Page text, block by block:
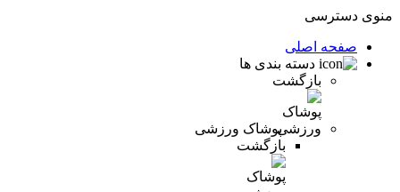
منوی دسترسی
صفحه اصلی
دسته بندی ها
بازگشت
پوشاک ورزشی
بازگشت